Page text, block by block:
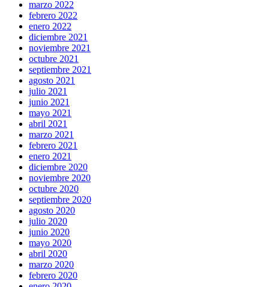
marzo 2022
febrero 2022
enero 2022
diciembre 2021
noviembre 2021
octubre 2021
septiembre 2021
agosto 2021
julio 2021
junio 2021
mayo 2021
abril 2021
marzo 2021
febrero 2021
enero 2021
diciembre 2020
noviembre 2020
octubre 2020
septiembre 2020
agosto 2020
julio 2020
junio 2020
mayo 2020
abril 2020
marzo 2020
febrero 2020